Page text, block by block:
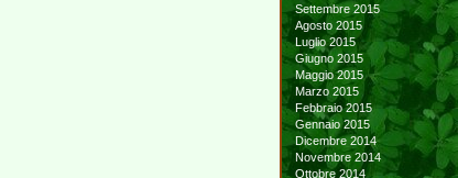
Settembre 2015
Agosto 2015
Luglio 2015
Giugno 2015
Maggio 2015
Marzo 2015
Febbraio 2015
Gennaio 2015
Dicembre 2014
Novembre 2014
Ottobre 2014